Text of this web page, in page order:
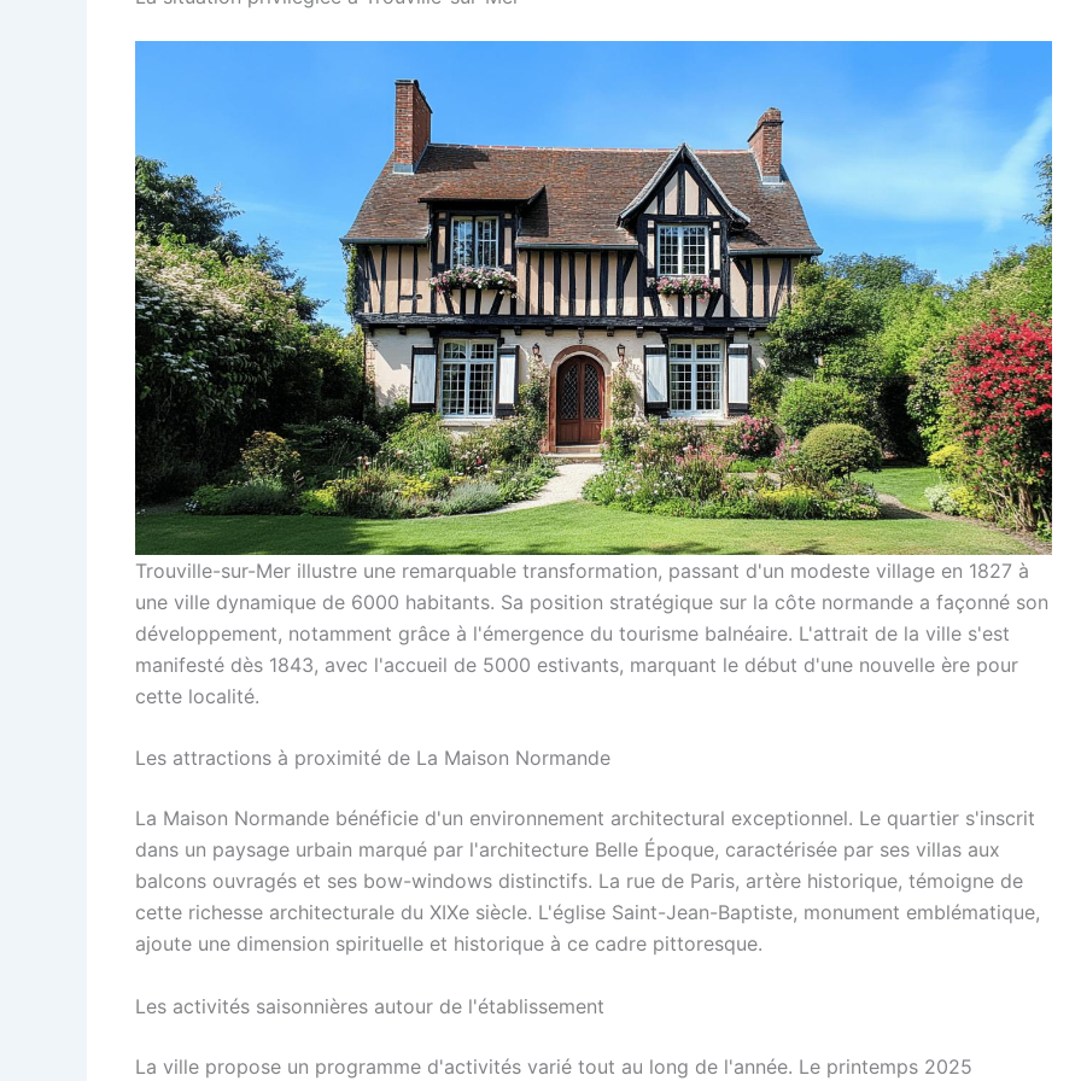
Trouville-sur-Mer illustre une remarquable transformation, passant d'un modeste village en 1827 à
une ville dynamique de 6000 habitants. Sa position stratégique sur la côte normande a façonné son
développement, notamment grâce à l'émergence du tourisme balnéaire. L'attrait de la ville s'est
manifesté dès 1843, avec l'accueil de 5000 estivants, marquant le début d'une nouvelle ère pour
cette localité.
Les attractions à proximité de La Maison Normande
La Maison Normande bénéficie d'un environnement architectural exceptionnel. Le quartier s'inscrit
dans un paysage urbain marqué par l'architecture Belle Époque, caractérisée par ses villas aux
balcons ouvragés et ses bow-windows distinctifs. La rue de Paris, artère historique, témoigne de
cette richesse architecturale du XIXe siècle. L'église Saint-Jean-Baptiste, monument emblématique,
ajoute une dimension spirituelle et historique à ce cadre pittoresque.
Les activités saisonnières autour de l'établissement
La ville propose un programme d'activités varié tout au long de l'année. Le printemps 2025